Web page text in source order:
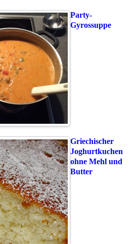
Party-
Gyrossuppe
Griechischer
Joghurtkuchen
ohne Mehl und
Butter